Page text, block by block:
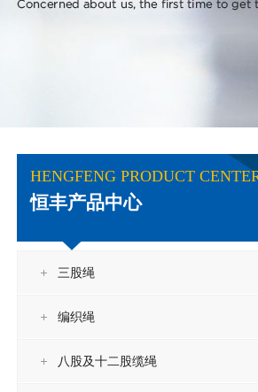
HENGFENG PRODUCT
恒丰产品中心
三股绳
编织绳
八股及十二股缆绳